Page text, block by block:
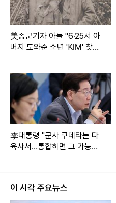
美종군기자 아들 "6·25서 아
버지 도와준 소년 'KIM' 찾습
李대통령 "군사 쿠데타는 다
육사서…통합하면 그 가능성
이 시각 주요뉴스